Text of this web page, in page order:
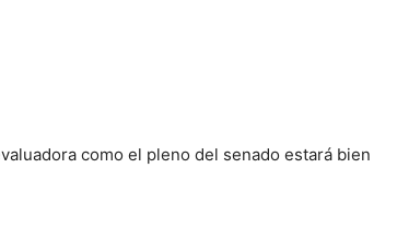
como el pleno del senado estará bien